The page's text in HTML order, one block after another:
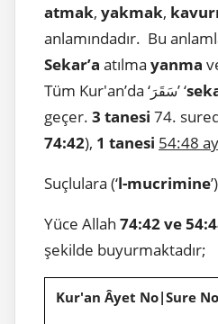
atmak, yakmak,
anlamındadır. Bu
Sekar’a atılma yanma
Tüm Kur'an’da ‘سَقَرَ’ ‘
geçer. 3 tanesi 74.
74:42), 1 tanesi 54:48
Suçlulara (‘l-mucrimine
Yüce Allah 74:42 ve
şekilde buyurmaktadır;
Kur'an Âyet No|Sure